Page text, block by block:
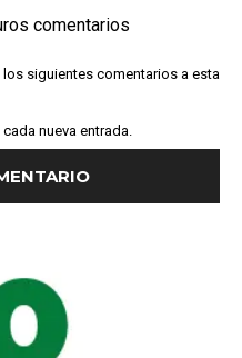
comentarios
siguientes comentarios a esta
nueva entrada.